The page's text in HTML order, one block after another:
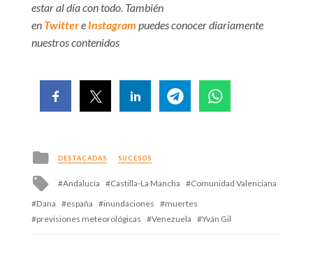
estar al día con todo. También
en Twittere Instagram puedes conocer diariamente
nuestros contenidos
Posted
in
DESTACADAS SUCESOS
Tagged
Andalucía Castilla-La Mancha
Comunidad Valenciana
Dana
españa inundaciones
muertes
previsiones meteorológicas
Venezuela Yván Gil